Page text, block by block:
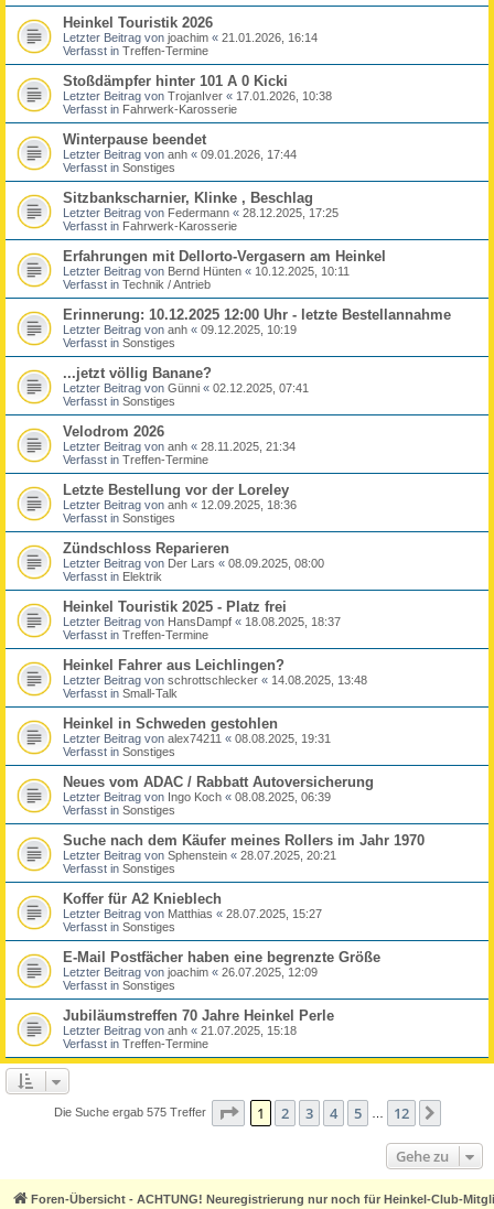
Heinkel Touristik 2026
Letzter Beitrag von joachim « 21.01.2026, 16:14
Verfasst in Treffen-Termine
Stoßdämpfer hinter 101 A 0 Kicki
Letzter Beitrag von TrojanIver « 17.01.2026, 10:38
Verfasst in Fahrwerk-Karosserie
Winterpause beendet
Letzter Beitrag von anh « 09.01.2026, 17:44
Verfasst in Sonstiges
Sitzbankscharnier, Klinke , Beschlag
Letzter Beitrag von Federmann « 28.12.2025, 17:25
Verfasst in Fahrwerk-Karosserie
Erfahrungen mit Dellorto-Vergasern am Heinkel
Letzter Beitrag von Bernd Hünten « 10.12.2025, 10:11
Verfasst in Technik / Antrieb
Erinnerung: 10.12.2025 12:00 Uhr - letzte Bestellannahme
Letzter Beitrag von anh « 09.12.2025, 10:19
Verfasst in Sonstiges
...jetzt völlig Banane?
Letzter Beitrag von Günni « 02.12.2025, 07:41
Verfasst in Sonstiges
Velodrom 2026
Letzter Beitrag von anh « 28.11.2025, 21:34
Verfasst in Treffen-Termine
Letzte Bestellung vor der Loreley
Letzter Beitrag von anh « 12.09.2025, 18:36
Verfasst in Sonstiges
Zündschloss Reparieren
Letzter Beitrag von Der Lars « 08.09.2025, 08:00
Verfasst in Elektrik
Heinkel Touristik 2025 - Platz frei
Letzter Beitrag von HansDampf « 18.08.2025, 18:37
Verfasst in Treffen-Termine
Heinkel Fahrer aus Leichlingen?
Letzter Beitrag von schrottschlecker « 14.08.2025, 13:48
Verfasst in Small-Talk
Heinkel in Schweden gestohlen
Letzter Beitrag von alex74211 « 08.08.2025, 19:31
Verfasst in Sonstiges
Neues vom ADAC / Rabbatt Autoversicherung
Letzter Beitrag von Ingo Koch « 08.08.2025, 06:39
Verfasst in Sonstiges
Suche nach dem Käufer meines Rollers im Jahr 1970
Letzter Beitrag von Sphenstein « 28.07.2025, 20:21
Verfasst in Sonstiges
Koffer für A2 Knieblech
Letzter Beitrag von Matthias « 28.07.2025, 15:27
Verfasst in Sonstiges
E-Mail Postfächer haben eine begrenzte Größe
Letzter Beitrag von joachim « 26.07.2025, 12:09
Verfasst in Sonstiges
Jubiläumstreffen 70 Jahre Heinkel Perle
Letzter Beitrag von anh « 21.07.2025, 15:18
Verfasst in Treffen-Termine
Die Suche ergab 575 Treffer Seite 1von 12
1 2 3 4 5 12
Gehe zu
Foren-Übersicht - ACHTUNG! Neuregistrierung nur noch für Heinkel-Club-